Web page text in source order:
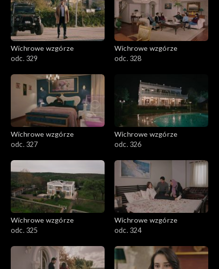
Wichrowe wzgórze
odc. 329
Wichrowe wzgórze
odc. 328
Wichrowe wzgórze
odc. 327
Wichrowe wzgórze
odc. 326
Wichrowe wzgórze
odc. 325
Wichrowe wzgórze
odc. 324